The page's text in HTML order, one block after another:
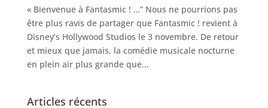
« Bienvenue à Fantasmic ! …” Nous ne pourrions pas
être plus ravis de partager que Fantasmic ! revient à
Disney’s Hollywood Studios le 3 novembre. De retour
et mieux que jamais, la comédie musicale nocturne
en plein air plus grande que...
Articles récents